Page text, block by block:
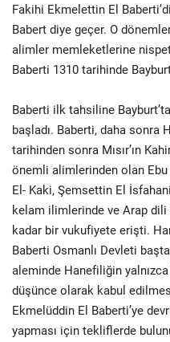
Fakihi Ekmelettin El
Babert diye geçer. O
alimler memleketlerine
Baberti 1310 tarihinde
Baberti ilk tahsiline
başladı. Baberti, daha sonra
tarihinden sonra Mısır’ın
önemli alimlerinden olan Ebu
El- Kaki, Şemsettin El
kelam ilimlerinde ve Arap dili
kadar bir vukufiyete erişti.
Baberti Osmanlı Devleti
aleminde Hanefiliğin
düşünce olarak kabul
Ekmelüddin El Baberti’ye
yapması için tekliflerde